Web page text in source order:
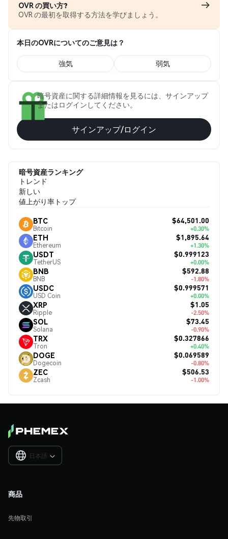
OVR の買い方?
OVR の最初を取得する方法を学びましょう。
本日のOVRについてのご意見は？
強気 弱気
暗号資産に関する詳細情報を見るには、サインアップ
またはログインしてください。
サインアップ/ログイン
暗号資産ランキング
トレンド
新しい
値上がり率トップ
BTC
Bitcoin
$64,501.00
+0.30%
ETH
Ethereum
$1,895.64
+1.30%
USDT
TetherUS
$0.999123
+0.00%
BNB
BNB
$592.88
-1.80%
USDC
USD Coin
$0.999571
+0.00%
XRP
Ripple
$1.05
-2.50%
SOL
Solana
$73.45
-0.90%
TRX
Tron
$0.327866
+0.40%
DOGE
Dogecoin
$0.069589
-0.80%
ZEC
Zcash
$506.53
-1.00%
日本語 
商品
先物取引